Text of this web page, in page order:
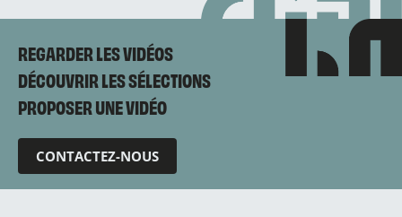
REGARDER LES VIDÉOS
DÉCOUVRIR LES SÉLECTIONS
PROPOSER UNE VIDÉO
CONTACTEZ-NOUS